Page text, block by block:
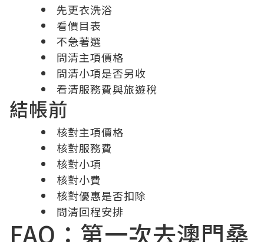
先更衣洗浴
看價目表
不急著選
問清主項價格
問清小項是否另收
看清服務費與旅遊稅
結帳前
核對主項價格
核對服務費
核對小項
核對小費
核對優惠是否扣除
問清回程安排
FAQ：第一次去澳門桑